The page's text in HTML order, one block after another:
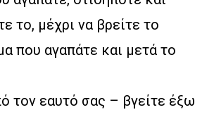
το, μέχρι να βρείτε το
που αγαπάτε και μετά το
τον εαυτό σας – βγείτε έξω